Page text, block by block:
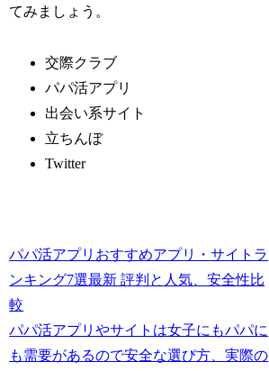
てみましょう。
交際クラブ
パパ活アプリ
出会い系サイト
立ちんぼ
Twitter
パパ活アプリおすすめアプリ・サイトラ
ンキング7選最新 評判と人気、安全性比
較
パパ活アプリやサイトは女子にもパパに
も需要があるので安全な選び方、実際の